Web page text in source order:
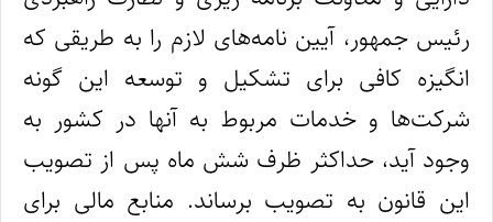
رئیس جمهور، آیین‌ نامه‌های لازم را به طریقی که
انگیزه کافی برای تشکیل و توسعه این گونه
شرکت‌ها و خدمات مربوط به آنها در کشور به‌
وجود آید، حداکثر ظرف شش ‌ماه پس از تصویب
این قانون به تصویب برساند. منابع مالی برای